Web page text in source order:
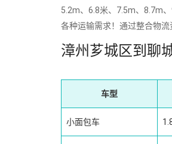
5.2m、6.8米、7.5m、8.7m
各种运输需求！通过整合物
漳州芗城区到聊
车型
小面包车